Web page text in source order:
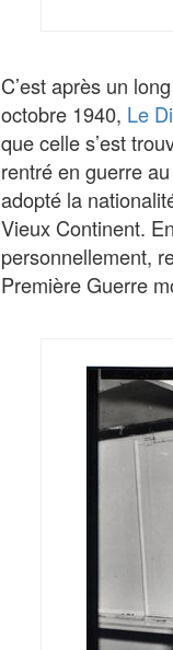
C’est après un
octobre 1940, Le
que celle s’est
rentré en guerre
adopté la
Vieux Continent.
personnellement,
Première Guerre